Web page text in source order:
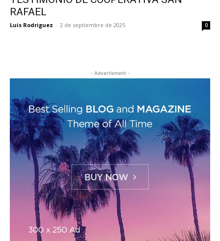
RAFAEL
Luis Rodriguez - 2 de septiembre de 2025 0
- Advertisment -